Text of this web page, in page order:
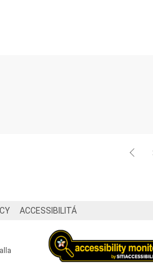
alle loro ricerche e alle loro azioni
ACCESSIBILITÁ